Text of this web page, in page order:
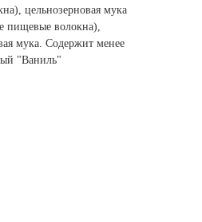
цельнозерновая мука
пищевые волокна),
мука. Содержит менее
"Ваниль"